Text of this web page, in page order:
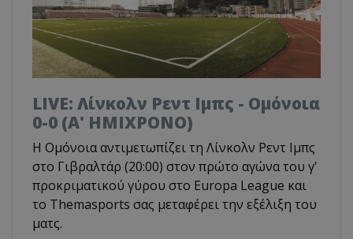
LIVE: Λίνκολν Ρεντ Ιμπς - Ομόνοια
0-0 (Α' ΗΜΙΧΡΟΝΟ)
Η Ομόνοια αντιμετωπίζει τη Λίνκολν Ρεντ Ιμπς
στο Γιβραλτάρ (20:00) στον πρώτο αγώνα του γ'
προκριματικού γύρου στο Europa League και
το Τhemasports σας μεταφέρει την εξέλιξη του
ματς.